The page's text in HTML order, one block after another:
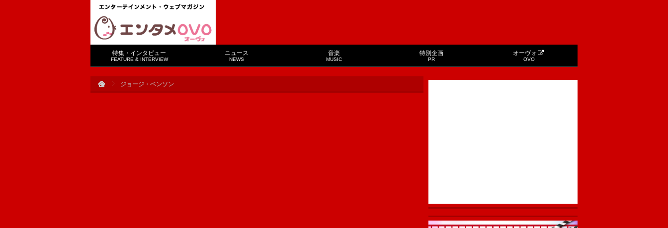
特集・インタビュー
FEATURE & INTERVIEW
ニュース
NEWS
音楽
MUSIC
特別企画
PR
オーヴォ
OVO
ジョージ・ベンソン